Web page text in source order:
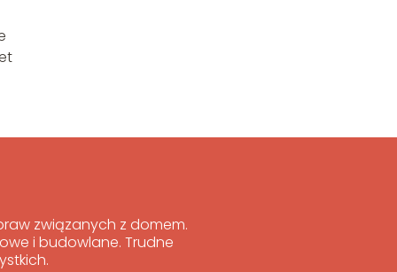
związanych z domem.
i budowlane. Trudne